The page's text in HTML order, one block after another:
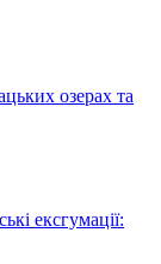
озерах та
ексгумації: